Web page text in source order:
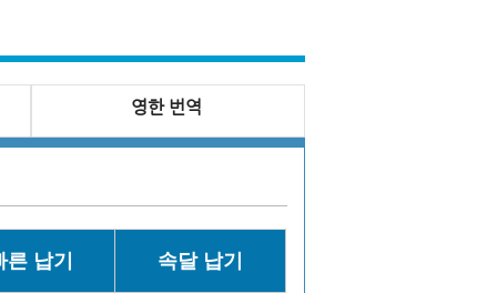
영한 번역
른 납기 속달 납기